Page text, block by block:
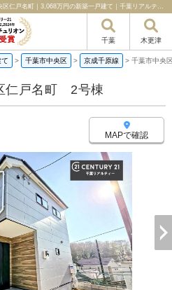
千葉市中央区仁戸名町 2号棟 千葉県千葉市中央区仁戸名町｜3,068万円の新築一戸建て｜千葉リアルティー
千葉 木更津
> 千葉市中央区 > 京成千原線 > 千葉市中央
仁戸名町 2号棟
MAPで確認